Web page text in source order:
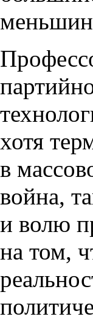
хотя
в
война,
и волю
на том,